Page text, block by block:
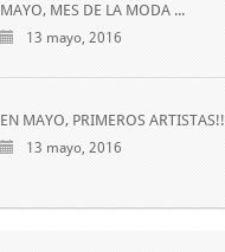
MAYO, MES DE LA MODA ...
13 mayo, 2016
EN MAYO, PRIMEROS ARTISTAS!!
13 mayo, 2016